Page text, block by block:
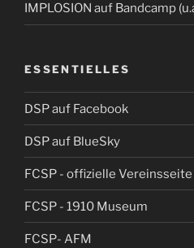
IMPLOSION auf Bandcamp
ESSENTIELLES
DSP auf Facebook
DSP auf BlueSky
FCSP - offizielle Vereinsseite
FCSP - 1910 Museum
FCSP- AFM